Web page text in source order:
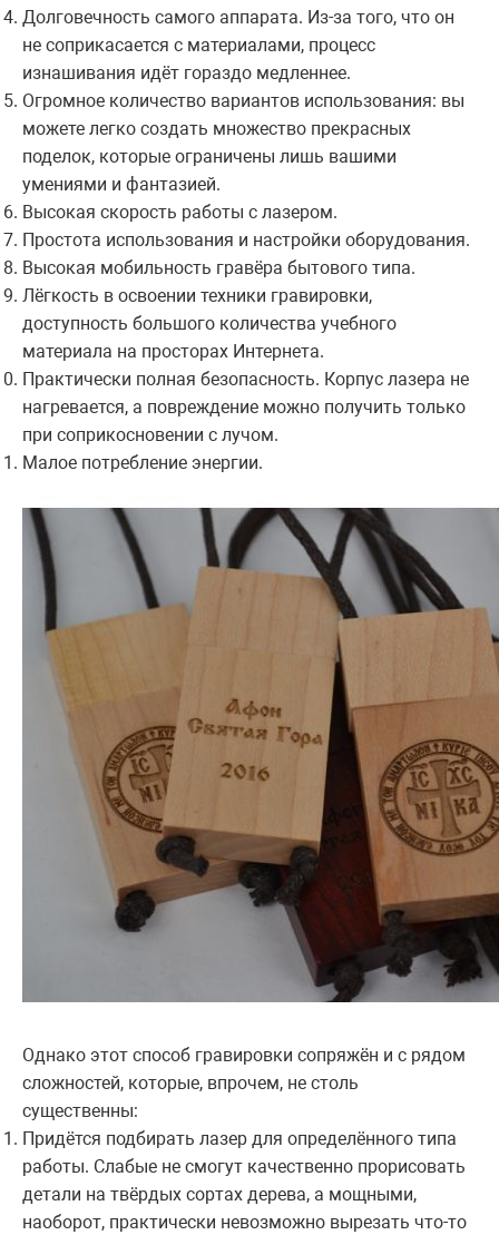
Долговечность самого аппарата. Из-за того, что он
не соприкасается с материалами, процесс
изнашивания идёт гораздо медленнее.
Огромное количество вариантов использования: вы
можете легко создать множество прекрасных
поделок, которые ограничены лишь вашими
умениями и фантазией.
Высокая скорость работы с лазером.
Простота использования и настройки оборудования.
Высокая мобильность гравёра бытового типа.
Лёгкость в освоении техники гравировки,
доступность большого количества учебного
материала на просторах Интернета.
Практически полная безопасность. Корпус лазера не
нагревается, а повреждение можно получить только
при соприкосновении с лучом.
Малое потребление энергии.
Однако этот способ гравировки сопряжён и с рядом
сложностей, которые, впрочем, не столь
существенны:
Придётся подбирать лазер для определённого типа
работы. Слабые не смогут качественно прорисовать
детали на твёрдых сортах дерева, а мощными,
наоборот, практически невозможно вырезать что-то